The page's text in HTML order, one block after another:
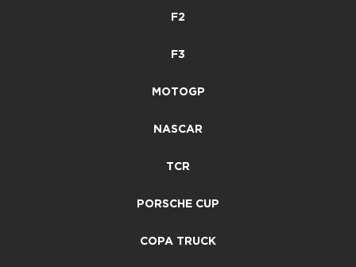
F2
F3
MOTOGP
NASCAR
TCR
PORSCHE CUP
COPA TRUCK